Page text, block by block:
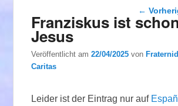
←
Franziskus ist
Jesus
Veröffentlicht am22/04/2025 von
Caritas
Leider ist der Eintrag nur auf